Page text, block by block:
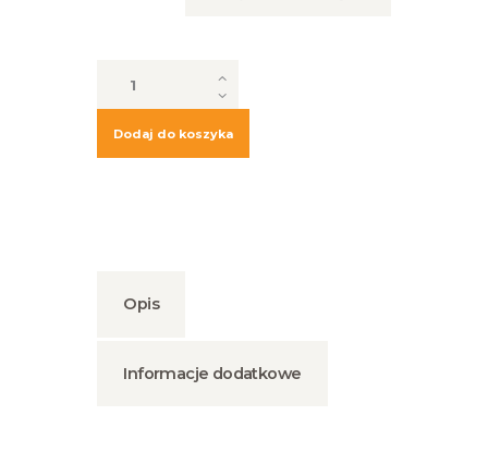
Daszek
blaszany
Dodaj do koszyka
Opis
Informacje dodatkowe